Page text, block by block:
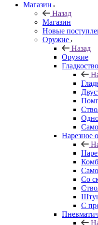
Магазин
Назад
Магазин
Новые
Оружие
Назад
Оружие
Нарезное
Со
С